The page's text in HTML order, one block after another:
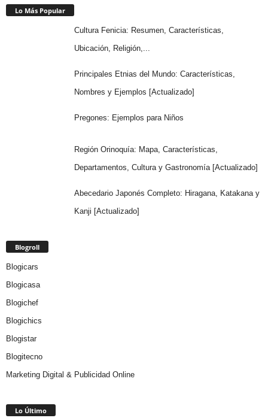
Lo Más Popular
Cultura Fenicia: Resumen, Características,
Ubicación, Religión,...
Principales Etnias del Mundo: Características,
Nombres y Ejemplos [Actualizado]
Pregones: Ejemplos para Niños
Región Orinoquía: Mapa, Características,
Departamentos, Cultura y Gastronomía [Actualizado]
Abecedario Japonés Completo: Hiragana, Katakana y
Kanji [Actualizado]
Blogroll
Blogicars
Blogicasa
Blogichef
Blogichics
Blogistar
Blogitecno
Marketing Digital & Publicidad Online
Lo Último